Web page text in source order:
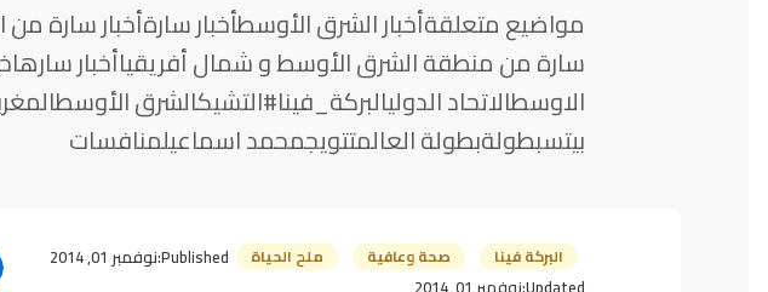
مواضيع متعلقةأخبار الشرق الأوسطأخبار سارةأخبار سارة من
سارة من منطقة الشرق الأوسط و شمال أفريقياأخبار
الاوسطالاتحاد الدوليالبركة_فينا#التشيكالشرق
بيتسبطولةبطولة العالمتتويجمحمد اسماعيلمنافسات
البركة فينا صحة وعافية ملح الحياة Published:نوفمبر 01, 2014